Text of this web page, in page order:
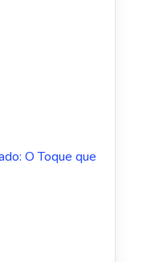
O Toque que